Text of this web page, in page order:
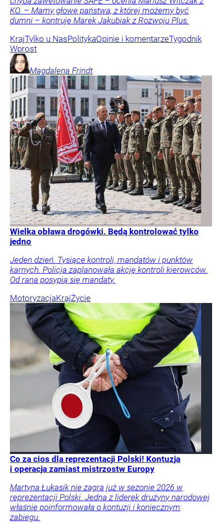
KO. – Mamy głowę państwa, z której możemy być
dumni – kontruje Marek Jakubiak z Rozwoju Plus.
KrajTylko u NasPolitykaOpinie i komentarzeTygodnik
Wprost
Magdalena Frindt
Wielka obława drogówki. Będą kontrolować tylko
jedno
Jeden dzień. Tysiące kontroli, mandatów i punktów
karnych. Policja zaplanowała akcję kontroli kierowców.
Od rana posypią się mandaty.
MotoryzacjaKrajŻycie
Co za cios dla reprezentacji Polski! Kontuzja
i operacja zamiast mistrzostw Europy
Martyna Łukasik nie zagra już w sezonie 2026 w
reprezentacji Polski. Jedna z liderek drużyny narodowej
właśnie poinformowała o kontuzji i koniecznym
zabiegu.